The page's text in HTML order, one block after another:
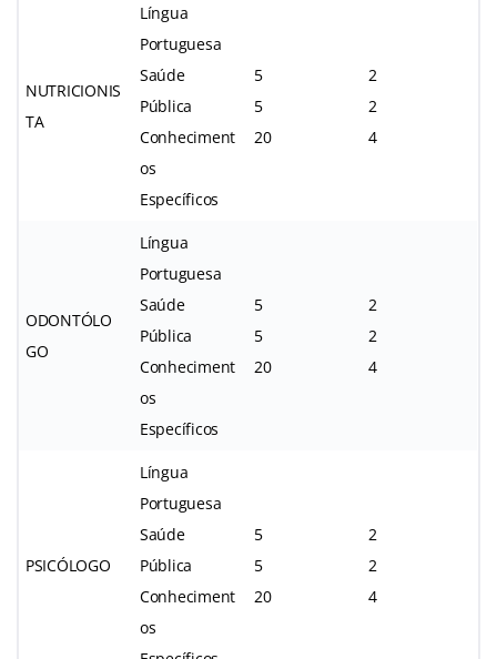
NUTRICIONIS
TA
Língua
Portuguesa
Saúde
Pública
Conheciment
os
Específicos
5
5
20
2
2
4
ODONTÓLO
GO
Língua
Portuguesa
Saúde
Pública
Conheciment
os
Específicos
5
5
20
2
2
4
PSICÓLOGO
Língua
Portuguesa
Saúde
Pública
Conheciment
os
5
5
20
2
2
4